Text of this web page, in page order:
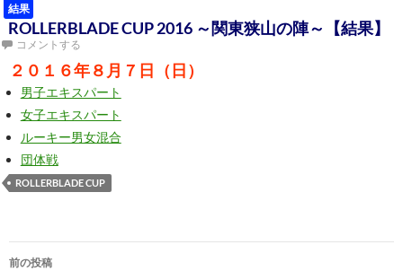
結果
ROLLERBLADE CUP 2016 ～関東狭山の陣～【結果】
コメントする
２０１６年８月７日（日）
男子エキスパート
女子エキスパート
ルーキー男女混合
団体戦
ROLLERBLADE CUP
投
前の投稿